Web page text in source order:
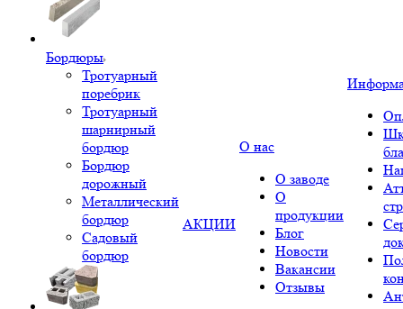
Бордюры
Тротуарный
поребрик
Тротуарный
шарнирный
бордюр
Бордюр
дорожный
Металлический
бордюр
Садовый
бордюр
АКЦИИ
О нас
О заводе
О
продукции
Блог
Новости
Вакансии
Отзывы